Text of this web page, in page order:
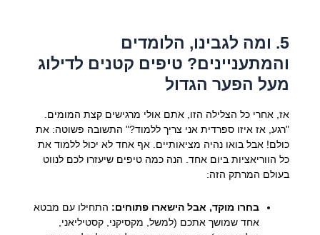
5. ומה לגבינו, הלומדים
והמתעניינים? טיפים קטנים לדילוג
מעל הפער הגדול
אז, אחרי כל הצלילה הזו, אתם אולי מרגישים קצת המומים.
"רגע, אז איזו ספרדית אני צריך ללמוד?" התשובה פשוטה: את
כולם! אבל בואו נהיה מציאותיים. אף אחד לא יכול ללמוד את
כל הווריאציות ביום אחד. הנה כמה טיפים שיעזרו לכם לנווט
בעולם המרתק הזה:
בחרו מוקד, אבל הישארו פתוחים: התחילו עם מבטא
אחד שמושך אתכם (למשל, מקסיקני, קסטיליאני,